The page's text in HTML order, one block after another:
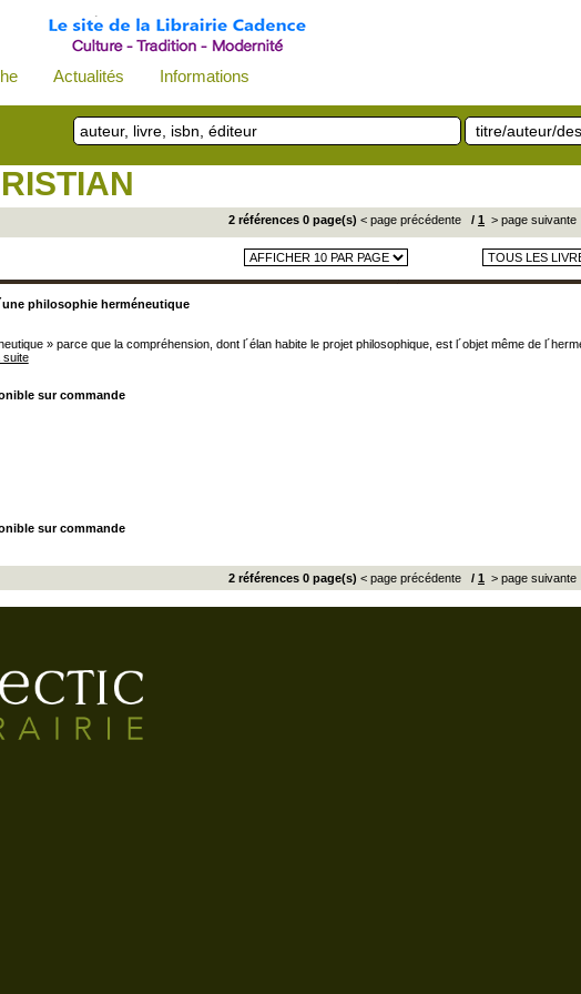
Actualités Informations
2 références 0 page(s) < page précédente / 1 > page suivante
philosophie herméneutique
» parce que la compréhension, dont l´élan habite le projet philosophique, est l´objet même de
suite
sur commande
sur commande
2 références 0 page(s) < page précédente / 1 > page suivante